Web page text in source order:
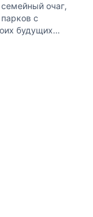
очаг,
с
будущих
отделка
класса,